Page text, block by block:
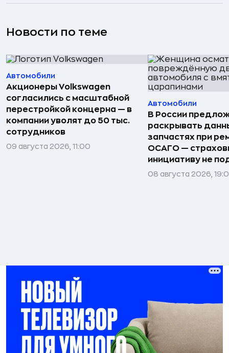
Новости по теме
Автомобили
Акционеры Volkswagen
согласились с масштабной
перестройкой концерна — в
компании уволят до 50 тыс.
сотрудников
09 августа 2026, 11:00
Автомобили
В России
раскрывать
запчастях при
ОСАГО —
инициативу не
08 августа 2026,